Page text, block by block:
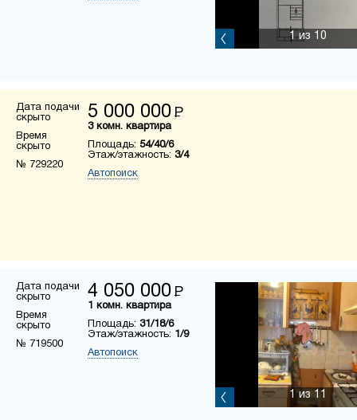
1из 10
Дата подачи
скрыто
Время
скрыто
№ 729220
5 000 000 Р
3 комн. квартира
Площадь: 54/40/6
Этаж/этажность: 3/4
Автопоиск
Дата подачи
скрыто
Время
скрыто
№ 719500
4 050 000 Р
1 комн. квартира
Площадь: 31/18/6
Этаж/этажность: 1/9
Автопоиск
1 из 11